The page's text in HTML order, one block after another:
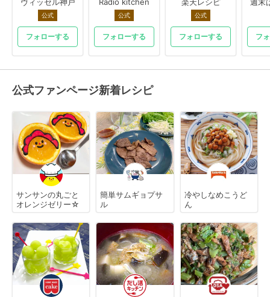
公式
フォローする
公式
フォローする
公式
フォローする フ
公式ファンページ新着レシピ
サンサンの丸ごと
オレンジゼリー☆
簡単サムギョプサ
ル
冷やしなめこうど
ん